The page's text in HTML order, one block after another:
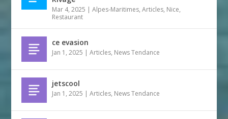
Mar 4, 2025 |Alpes-Maritimes,Articles, Nice,
Restaurant
ce evasion
Jan 1, 2025 |Articles, News Tendance
jetscool
Jan 1, 2025 |Articles, News Tendance